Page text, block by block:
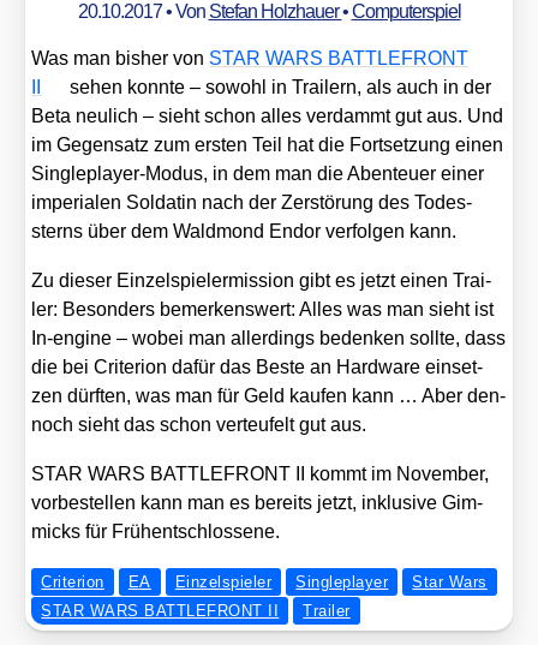
20.10.2017• Von Stefan Holzhauer•Computerspiel
Was man bis­her von STAR WARS BATTLEFRONT
sehen konn­te – sowohl in Trai­lern, als auch in der
Beta neu­lich – sieht schon alles ver­dammt gut aus. Und
im Gegen­satz zum ers­ten Teil hat die Fort­set­zung einen
Sin­gle­play­er-Modus, in dem man die Aben­teu­er einer
impe­ria­len Sol­da­tin nach der Zer­stö­rung des Todes­
sterns über dem Wald­mond Endor ver­fol­gen kann.
Zu die­ser Ein­zel­spie­ler­mis­si­on gibt es jetzt einen Trai­
ler: Beson­ders bemer­kens­wert: Alles was man sieht ist
In-engi­ne – wobei man aller­dings beden­ken soll­te, dass
die bei Cri­ter­ion dafür das Bes­te an Hard­ware ein­set­
zen dürf­ten, was man für Geld kau­fen kann … Aber den­
noch sieht das schon ver­teu­felt gut aus.
STAR WARS BATTLEFRONT II kommt im Novem­ber,
vor­be­stel­len kann man es bereits jetzt, inklu­si­ve Gim­
micks für Früh­ent­schlos­se­ne.
Criterion EA Einzelspieler Singleplayer
Star Wars
STAR WARS BATTLEFRONT II
Trailer